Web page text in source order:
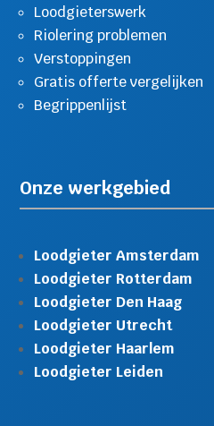
Loodgieterswerk
Riolering problemen
Verstoppingen
Gratis offerte vergelijken
Begrippenlijst
Onze werkgebied
Loodgieter Amsterdam
Loodgieter Rotterdam
Loodgieter Den Haag
Loodgieter Utrecht
Loodgieter Haarlem
Loodgieter Leiden